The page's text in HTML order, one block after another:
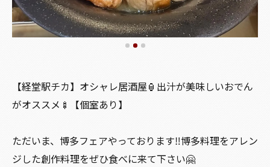
【経堂駅チカ】オシャレ居酒屋🏮出汁が美味しいおでん
がオススメ🍢【個室あり】
ただいま、博多フェアやっております‼️博多料理をアレン
ジした創作料理をぜひ食べに来て下さい🤗